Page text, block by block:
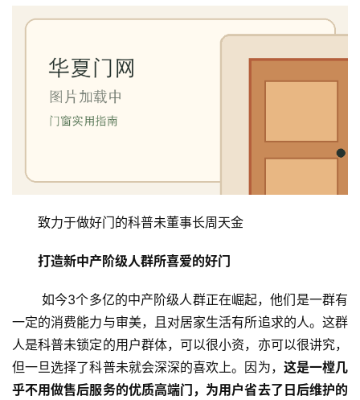
致力于做好门的科普未董事长周天金
打造新中产阶级人群所喜爱的好门
如今3个多亿的中产阶级人群正在崛起，他们是一群有
一定的消费能力与审美，且对居家生活有所追求的人。这群
人是科普未锁定的用户群体，可以很小资，亦可以很讲究，
但一旦选择了科普未就会深深的喜欢上。因为， 这是一樘几
乎不用做售后服务的优质高端门，为用户省去了日后维护的